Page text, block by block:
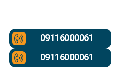
09116000061
09116000061